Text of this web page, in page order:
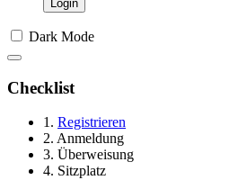
Login
Dark Mode
Checklist
1. Registrieren
2. Anmeldung
3. Überweisung
4. Sitzplatz